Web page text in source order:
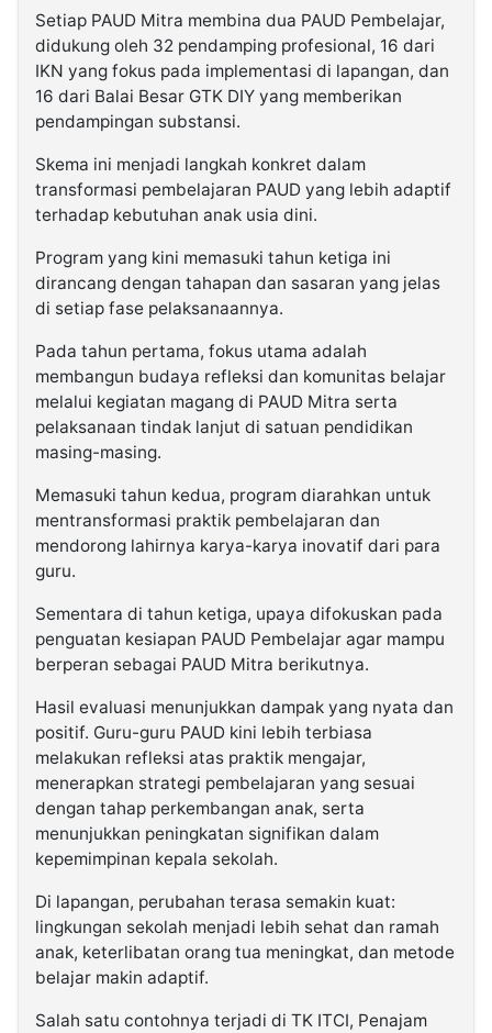
Setiap PAUD Mitra membina dua PAUD Pembelajar,
didukung oleh 32 pendamping profesional, 16 dari
IKN yang fokus pada implementasi di lapangan, dan
16 dari Balai Besar GTK DIY yang memberikan
pendampingan substansi.
Skema ini menjadi langkah konkret dalam
transformasi pembelajaran PAUD yang lebih adaptif
terhadap kebutuhan anak usia dini.
Program yang kini memasuki tahun ketiga ini
dirancang dengan tahapan dan sasaran yang jelas
di setiap fase pelaksanaannya.
Pada tahun pertama, fokus utama adalah
membangun budaya refleksi dan komunitas belajar
melalui kegiatan magang di PAUD Mitra serta
pelaksanaan tindak lanjut di satuan pendidikan
masing-masing.
Memasuki tahun kedua, program diarahkan untuk
mentransformasi praktik pembelajaran dan
mendorong lahirnya karya-karya inovatif dari para
guru.
Sementara di tahun ketiga, upaya difokuskan pada
penguatan kesiapan PAUD Pembelajar agar mampu
berperan sebagai PAUD Mitra berikutnya.
Hasil evaluasi menunjukkan dampak yang nyata dan
positif. Guru-guru PAUD kini lebih terbiasa
melakukan refleksi atas praktik mengajar,
menerapkan strategi pembelajaran yang sesuai
dengan tahap perkembangan anak, serta
menunjukkan peningkatan signifikan dalam
kepemimpinan kepala sekolah.
Di lapangan, perubahan terasa semakin kuat:
lingkungan sekolah menjadi lebih sehat dan ramah
anak, keterlibatan orang tua meningkat, dan metode
belajar makin adaptif.
Salah satu contohnya terjadi di TK ITCI, Penajam